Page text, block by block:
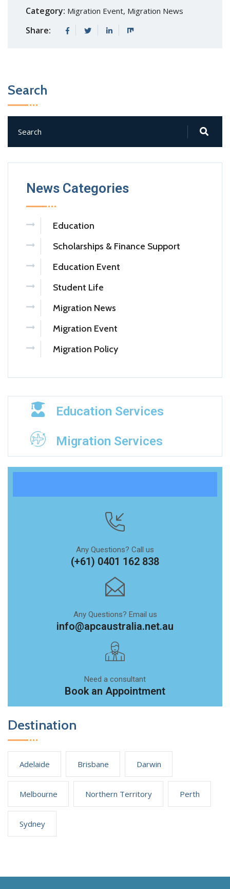
Category: Migration Event, Migration News
Share:
Search
News Categories
Education
Scholarships & Finance Support
Education Event
Student Life
Migration News
Migration Event
Migration Policy
Education Services
Migration Services
Any Questions? Call us
(+61) 0401 162 838
Any Questions? Email us
info@apcaustralia.net.au
Need a consultant
Book an Appointment
Destination
Adelaide Brisbane Darwin
Melbourne Northern Territory Perth
Sydney